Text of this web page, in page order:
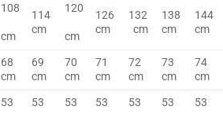
108
cm
114
cm
120
cm
126
cm
132
cm
138
cm
144
cm
68
cm
69
cm
70
cm
71
cm
72
cm
73
cm
74
cm
53 53 53 53 53 53 53